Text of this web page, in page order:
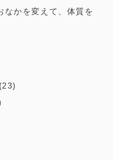
なかを変えて、体質を
(23)